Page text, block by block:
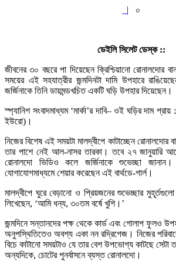
|
০
ডেইলি সিলেট ডেস্ক ::
জীবনের ৩০ বছরে পা দিয়েছেন ক্রিশ্চিয়ানো রোনালদোর
সময়ের এই সহযাত্রীর জন্মদিনটা দামি উপহারে
জর্জিনাকে তিনি ডায়মন্ডখচিত একটি ঘড়ি উপহার দিয়েছেন।
স্প্যানিশ সংবাদমাধ্যম ‘মার্কা’র দাবি– ওই ঘড়ির দাম
ইউরো)।
নিজের বিশেষ এই সময়টা মালদ্বীপে কাটাচ্ছেন রোনালদোর
তার পাশে নেই আল-নাসর তারকা। তবে ২৭ জানুয়ারি
রোনালদো ভিডিও কলে জর্জিনাকে শুভেচ্ছা
যোগাযোগমাধ্যমে শেয়ার করেছেন এই বার্থডে-গার্ল।
মালদ্বীপে ঘুরে বেড়ানো ও প্রিয়জনের শুভেচ্ছার মুহূর্তগুলো
লিখেছেন, ‘আমি ধন্য, ৩০তম বর্ষে খুশি।’
জন্মদিনে সন্তানদের পক্ষ থেকে কার্ড এবং গোলাপ ফুলও
অনুপস্থিতিতেও অবশ্য একা নন রদ্রিগেজ। নিজের
বিচে কাটানো সময়টাও যে তার বেশ উপভোগ্য কাটছে সেটা
অন্যদিকে, চোটের পুনর্বাসনে ব্যস্ত রোনালদো।